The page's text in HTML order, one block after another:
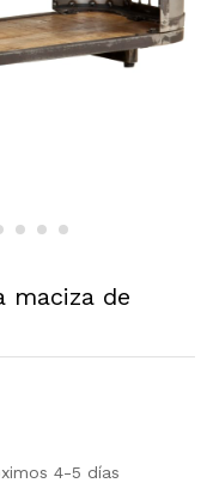
maciza de
4-5 días